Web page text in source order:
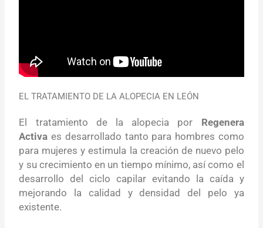
EL TRATAMIENTO DE LA ALOPECIA EN LEÓN
El tratamiento de la alopecia por
Regenera
Activa es desarrollado tanto para hombres como
para mujeres y estimula la creación de nuevo pelo
y su crecimiento en un tiempo mínimo, así como el
desarrollo del ciclo capilar evitando la caída y
mejorando la calidad y densidad del pelo ya
existente.